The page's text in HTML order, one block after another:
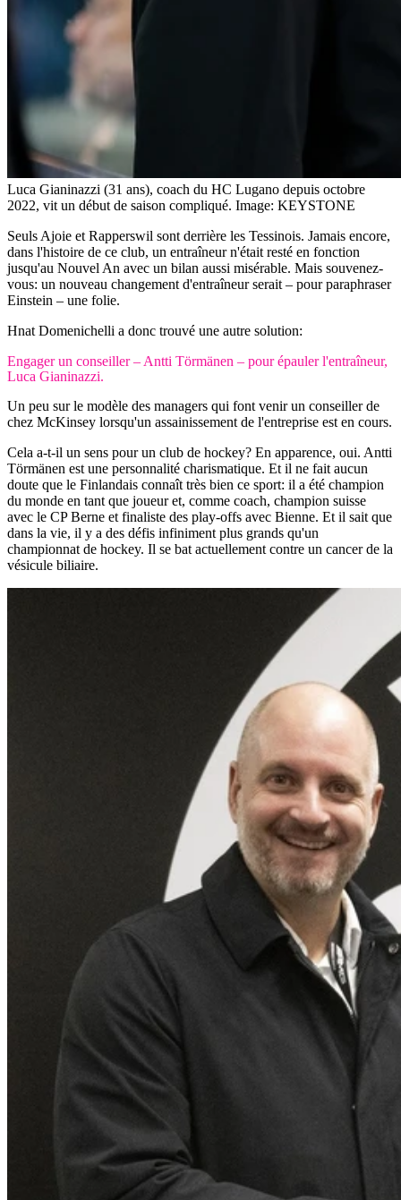
Luca Gianinazzi (31 ans), coach du HC Lugano depuis octobre
2022, vit un début de saison compliqué. Image: KEYSTONE
Seuls Ajoie et Rapperswil sont derrière les Tessinois. Jamais encore,
dans l'histoire de ce club, un entraîneur n'était resté en fonction
jusqu'au Nouvel An avec un bilan aussi misérable. Mais souvenez-
vous: un nouveau changement d'entraîneur serait – pour paraphraser
Einstein – une folie.
Hnat Domenichelli a donc trouvé une autre solution:
Engager un conseiller – Antti Törmänen – pour épauler l'entraîneur,
Luca Gianinazzi.
Un peu sur le modèle des managers qui font venir un conseiller de
chez McKinsey lorsqu'un assainissement de l'entreprise est en cours.
Cela a-t-il un sens pour un club de hockey? En apparence, oui. Antti
Törmänen est une personnalité charismatique. Et il ne fait aucun
doute que le Finlandais connaît très bien ce sport: il a été champion
du monde en tant que joueur et, comme coach, champion suisse
avec le CP Berne et finaliste des play-offs avec Bienne. Et il sait que
dans la vie, il y a des défis infiniment plus grands qu'un
championnat de hockey. Il se bat actuellement contre un cancer de la
vésicule biliaire.